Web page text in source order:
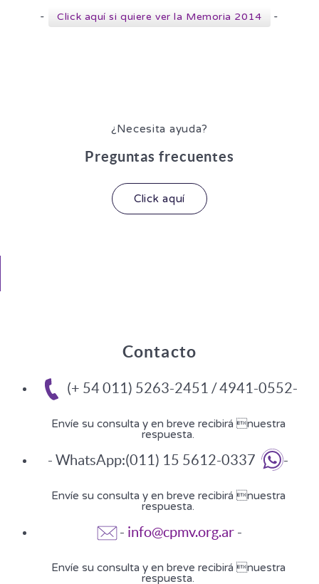
- Click aquí si quiere ver la Memoria 2014 -
¿Necesita ayuda?
Preguntas frecuentes
Click aquí
Contacto
(+ 54 011) 5263-2451 / 4941-0552-
Envíe su consulta y en breve recibirá nuestra
respuesta.
- WhatsApp:(011) 15 5612-0337 -
Envíe su consulta y en breve recibirá nuestra
respuesta.
- info@cpmv.org.ar-
Envíe su consulta y en breve recibirá nuestra
respuesta.